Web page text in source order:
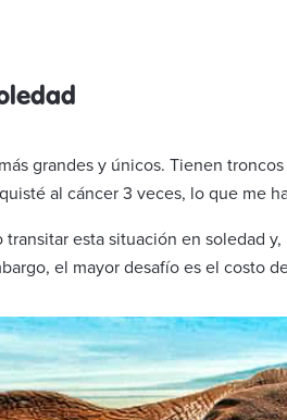
grandes y únicos. Tienen
al cáncer 3 veces, lo que me
esta situación en soledad
el mayor desafío es el costo